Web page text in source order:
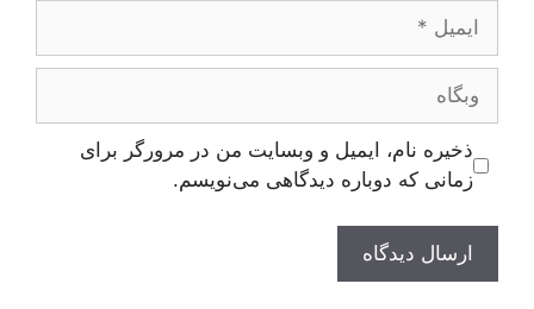
ایمیل
وبگاه
ذخیره نام، ایمیل و وبسایت من در مرورگر برای
زمانی که دوباره دیدگاهی می‌نویسم.